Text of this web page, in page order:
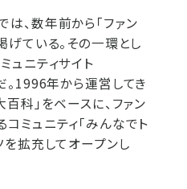
、数年前から「ファン
げている。その一環とし
ュニティサイト
。1996年から運営してき
科」をベースに、ファン
ミュニティ「みんなでト
を拡充してオープンし